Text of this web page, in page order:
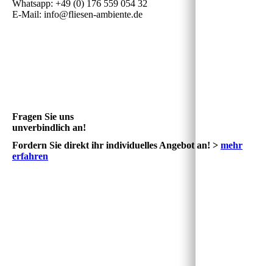
Whatsapp: +49 (0) 176 559 054 32
E-Mail: info@fliesen-ambiente.de
Fragen Sie uns
unverbindlich an!
Fordern Sie direkt ihr individuelles Angebot an! > mehr
erfahren